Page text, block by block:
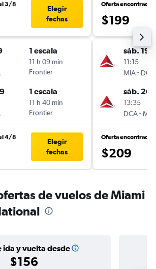
3/8
Elegir
fechas
1 escala
11 h 09 min
Frontier
1 escala
11 h 40 min
Frontier
4/8
Elegir
fechas
Oferta encontrada
$199
sáb. 19/
11:15
MIA- DCA
sáb.
13:35
DCA-MIA
Oferta encontrada
$209
de vuelos de Miami
ida y vuelta desde
$156